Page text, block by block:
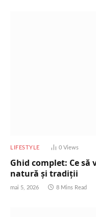
LIFESTYLE 0 Views
Ghid complet: Ce
natură și tradiții
mai 5, 2026 8 Mins Read